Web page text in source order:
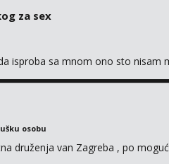
za sex
isproba sa mnom ono sto nisam
osobu
druženja van Zagreba , po